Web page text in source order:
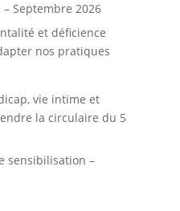
Septembre 2026
et déficience
nos pratiques
vie intime et
la circulaire du 5
sensibilisation –